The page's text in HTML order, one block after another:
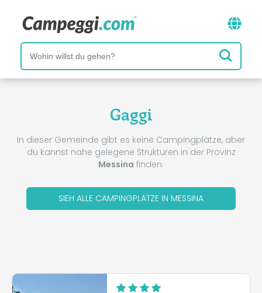
Gaggi
In dieser Gemeinde gibt es keine Campingplätze, aber
du kannst nahe gelegene Strukturen in der Provinz
Messina finden.
SIEH ALLE CAMPINGPLÄTZE IN MESSINA